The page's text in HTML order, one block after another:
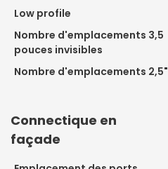
Low profile
Nombre d'emplacements 3,5
pouces invisibles
Nombre d'emplacements 2,5"
Connectique en
façade